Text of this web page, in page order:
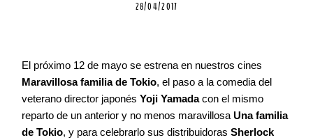
28/04/2017
El próximo 12 de mayo se estrena en nuestros cines
Maravillosa familia de Tokio, el paso a la comedia del
veterano director japonés Yoji Yamadacon el mismo
reparto de un anterior y no menos maravillosa Una familia
de Tokio, y para celebrarlo sus distribuidoras Sherlock
Agenda
Contacto